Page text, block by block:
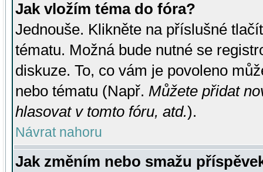
Jak vložím téma do fóra?
Jednouše. Klikněte na příslušné
tématu. Možná bude nutné se
diskuze. To, co vám je povoleno
nebo tématu (Např. Můžete přidat
hlasovat v tomto fóru, atd.).
Návrat nahoru
Jak změním nebo smažu